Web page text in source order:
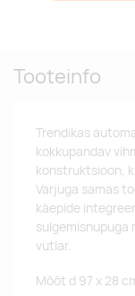
Tooteinfo
Trendikas
kokkupandav
konstruktsioon,
Varjuga samas
käepide
sulgemisnupuga
vutlar.
Mõõt d 97 x 28